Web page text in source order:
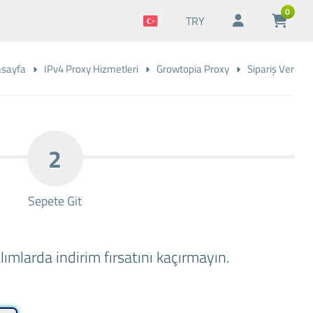
TRY
0
IPv4 Proxy Hizmetleri Growtopia Proxy Sipariş Ver
2
Sepete Git
indirim fırsatını kaçırmayın.